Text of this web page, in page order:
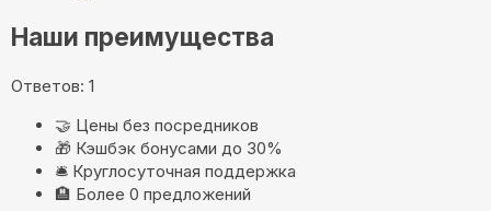
Наши преимущества
Ответов: 1
🤝 Цены без посредников
🎁 Кэшбэк бонусами до 30%
🛎️ Круглосуточная поддержка
🏨 Более 0 предложений